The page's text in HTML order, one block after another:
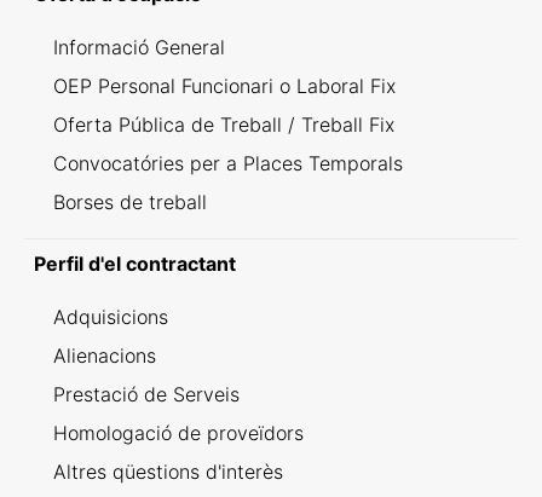
Informació General
OEP Personal Funcionari o Laboral Fix
Oferta Pública de Treball / Treball Fix
Convocatóries per a Places Temporals
Borses de treball
Perfil d'el contractant
Adquisicions
Alienacions
Prestació de Serveis
Homologació de proveïdors
Altres qüestions d'interès